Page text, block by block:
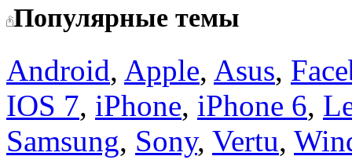
Популярные темы
Android, Apple, Asus,
IOS 7, iPhone, iPhone 6,
Samsung, Sony, Vertu,